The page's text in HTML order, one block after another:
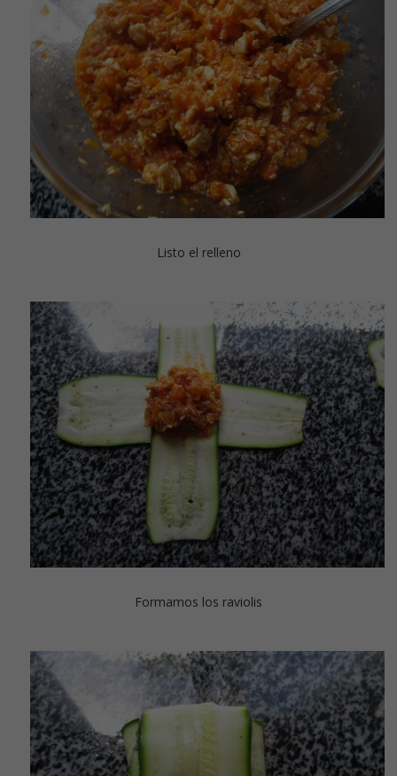
Listo el relleno
Formamos los raviolis